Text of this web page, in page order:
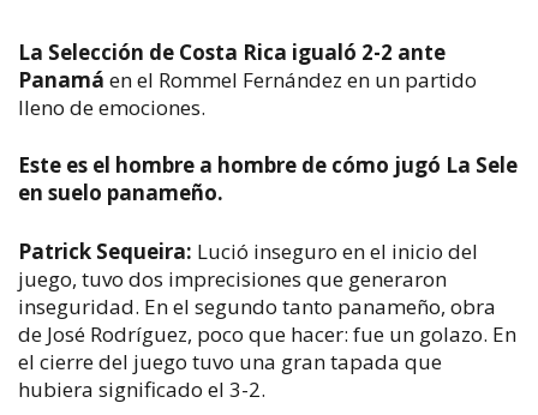
La Selección de Costa Rica igualó 2-2 ante
Panamá en el Rommel Fernández en un partido
lleno de emociones.
Este es el hombre a hombre de cómo jugó La Sele
en suelo panameño.
Patrick Sequeira: Lució inseguro en el inicio del
juego, tuvo dos imprecisiones que generaron
inseguridad. En el segundo tanto panameño, obra
de José Rodríguez, poco que hacer: fue un golazo. En
el cierre del juego tuvo una gran tapada que
hubiera significado el 3-2.